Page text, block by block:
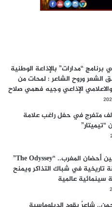
برنامج “مدارات” بالإذاعة الوطنية
الشعر وروح الشاعر : لمحات من
الإذاعي وجيه فهمي صلاح
من 100 ألف متفرج في حفل راغب علامة
بعد تصويره بين أحضان المغرب.. “The Odyssey”
تاريخية في شباك التذاكر ويمنح
سينمائية عالمية